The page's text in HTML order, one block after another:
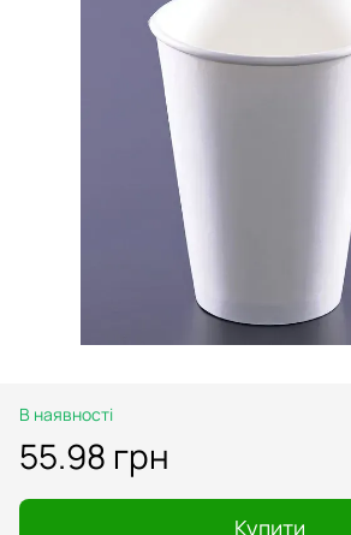
В наявності
55.98 грн
Купити